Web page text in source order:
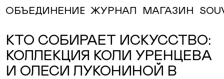
ОБЪЕДИНЕНИЕ ЖУРНАЛ МАГАЗИН
КТО СОБИРАЕТ ИСКУССТВО:
КОЛЛЕКЦИЯ КОЛИ УРЕНЦЕВА
И ОЛЕСИ ЛУКОНИНОЙ В